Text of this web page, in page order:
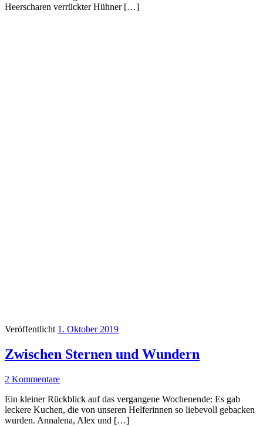
Heerscharen verrückter Hühner […]
Veröffentlicht 1. Oktober 2019
Zwischen Sternen und Wundern
2 Kommentare
Ein kleiner Rückblick auf das vergangene Wochenende: Es gab
leckere Kuchen, die von unseren Helferinnen so liebevoll gebacken
wurden. Annalena, Alex und […]